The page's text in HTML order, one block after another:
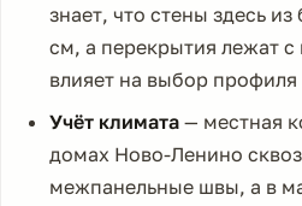
знает, что стены здесь
см, а перекрытия лежат
влияет на выбор
Учёт климата — местная
домах Ново-Ленино
межпанельные швы, а в